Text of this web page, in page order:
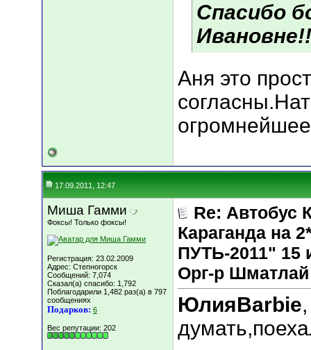
Спасибо
Аня это
17.09.2011, 12:47
Миша Гамми
Фоксы! Только фоксы!
Регистрация: 23.02.2009
Адрес: Степногорск
Сообщений: 7,074
Сказал(а) спасибо: 1,792
Поблагодарили 1,482 раз(а) в 797
сообщениях
Подарков: 6
Вес репутации: 202
Re: Автобус
Караганда на
ПУТЬ-2011" 15
Орг-р
ЮлияBarbie